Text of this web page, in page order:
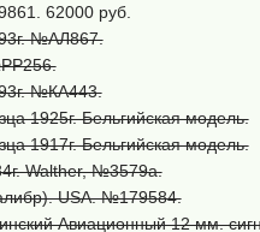
62000 руб.
№АЛ867.
№КА443.
1925г. Бельгийская модель.
1917г. Бельгийская модель.
Walther, №3579a.
USA. №179584.
Авиационный 12 мм.